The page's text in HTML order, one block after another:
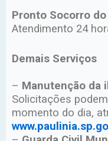
Pronto Socorro do
Atendimento 24
Demais Serviços
– Manutenção da
Solicitações
momento do dia,